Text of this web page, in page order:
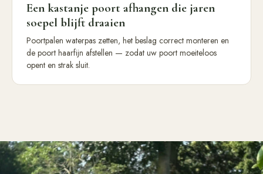
Een kastanje poort afhangen die jaren
soepel blijft draaien
Poortpalen waterpas zetten, het beslag correct monteren en
de poort haarfijn afstellen — zodat uw poort moeiteloos
opent en strak sluit.